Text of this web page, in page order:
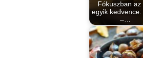
Fókuszban az
egyik
–…